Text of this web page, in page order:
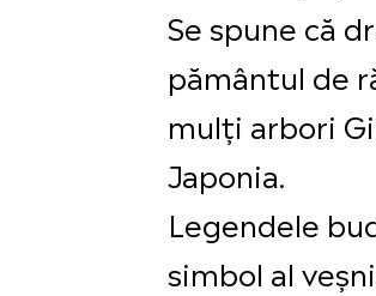
Se spune că
pământul de
mulți arbori
Japonia.
Legendele
simbol al